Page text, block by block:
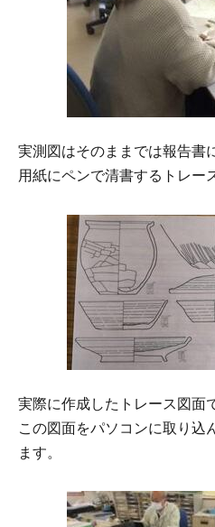
実測図はそのままでは報告書
用紙にペンで清書するトレー
実際に作成したトレース図面
この図面をパソコンに取り込
ます。